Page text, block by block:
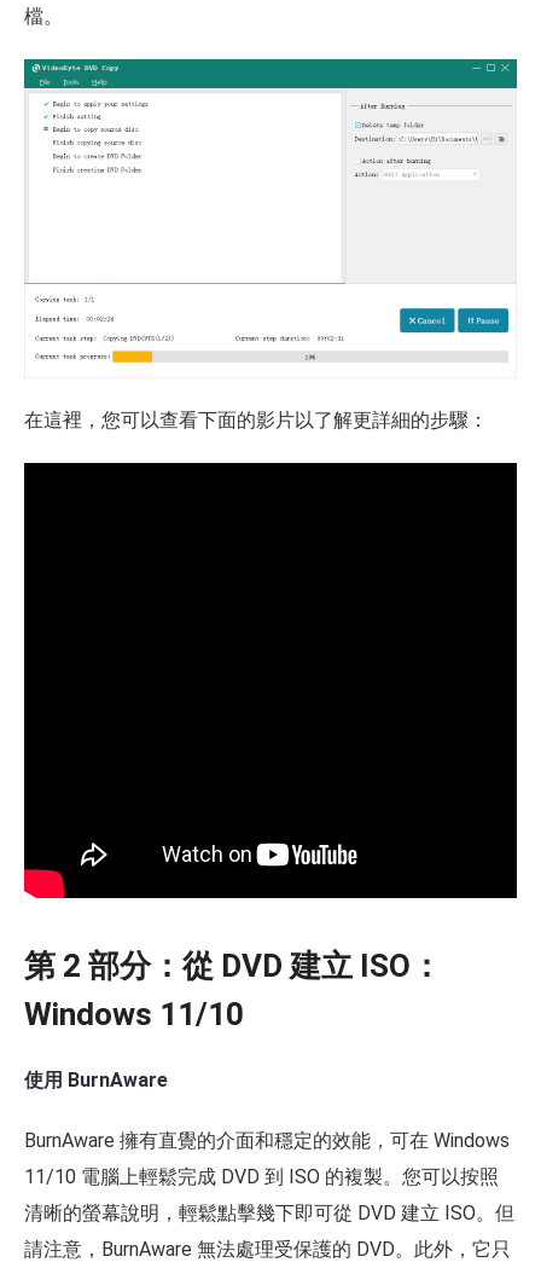
檔。
在這裡，您可以查看下面的影片以了解更詳細的步驟：
第 2 部分：從 DVD 建立 ISO：
Windows 11/10
使用 BurnAware
BurnAware 擁有直覺的介面和穩定的效能，可在 Windows
11/10 電腦上輕鬆完成 DVD 到 ISO 的複製。您可以按照
清晰的螢幕說明，輕鬆點擊幾下即可從 DVD 建立 ISO。但
請注意，BurnAware 無法處理受保護的 DVD。此外，它只